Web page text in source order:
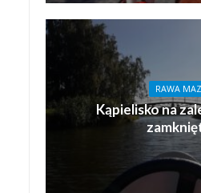
RAWA
Kąpielisko na